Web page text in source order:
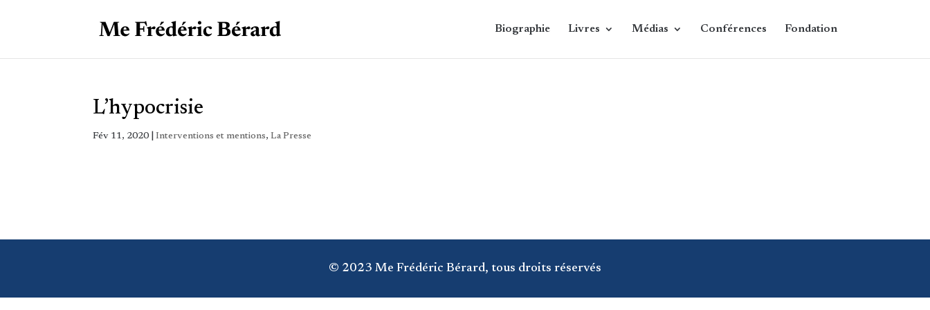
Biographie Livres Médias Conférences Fondation
L’hypocrisie
Fév 11, 2020|Interventions et mentions,La Presse
© 2023 Me Frédéric Bérard, tous droits réservés